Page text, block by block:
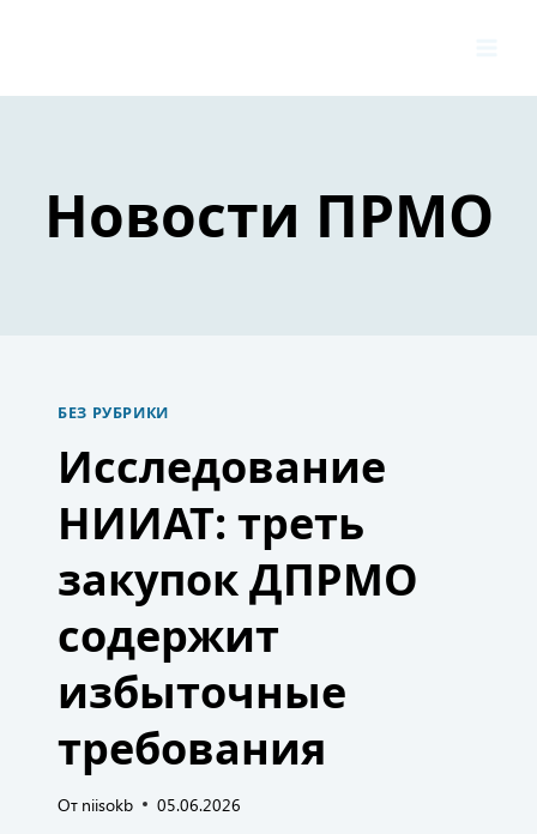
Новости ПРМО
БЕЗ РУБРИКИ
Исследование
НИИАТ: треть
закупок ДПРМО
содержит
избыточные
требования
От niisokb 05.06.2026